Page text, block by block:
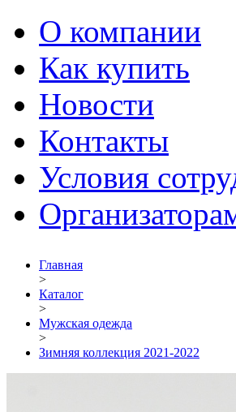
О компании
Как купить
Новости
Контакты
Условия
Главная
>
Каталог
>
Мужская одежда
>
Зимняя коллекция 2021-2022